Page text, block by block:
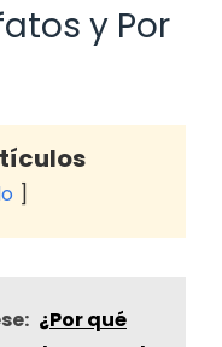
y Por
¿Por qué